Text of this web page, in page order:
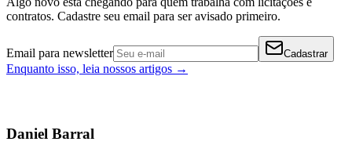
contratos. Cadastre seu email para ser avisado primeiro.
Email para newsletter Cadastrar
Enquanto isso, leia nossos artigos →
Daniel Barral